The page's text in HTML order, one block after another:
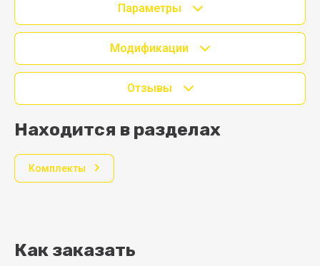
Параметры
Модификации
Отзывы
Находится в разделах
Комплекты
Как заказать